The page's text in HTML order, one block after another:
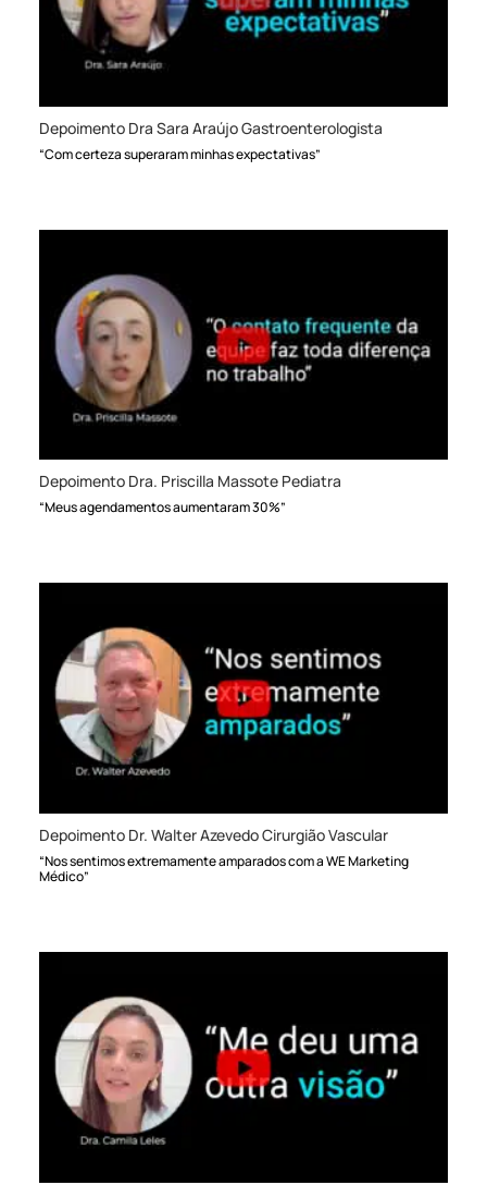
Depoimento Dra Sara Araújo Gastroenterologista
“Com certeza superaram minhas expectativas”
Depoimento Dra. Priscilla Massote Pediatra
“Meus agendamentos aumentaram 30%”
Depoimento Dr. Walter Azevedo Cirurgião Vascular
“Nos sentimos extremamente amparados com a WE Marketing
Médico”